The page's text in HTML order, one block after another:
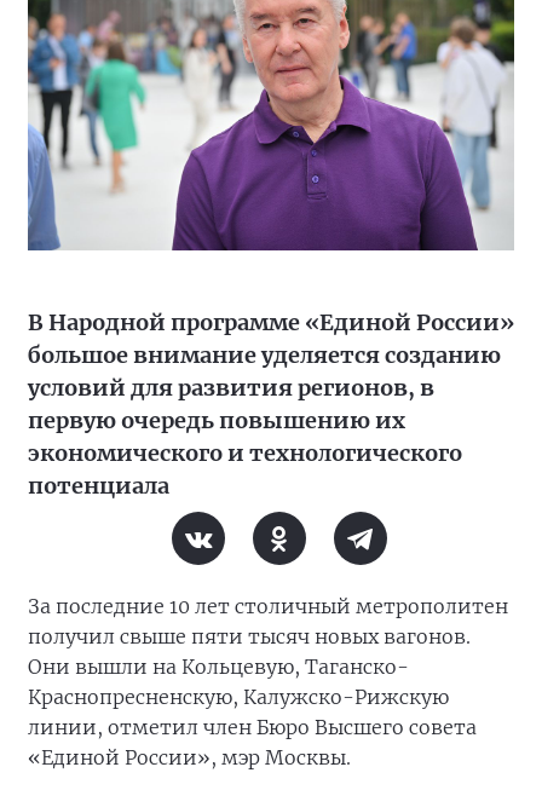
В Народной программе «Единой России»
большое внимание уделяется созданию
условий для развития регионов, в
первую очередь повышению их
экономического и технологического
потенциала
За последние 10 лет столичный метрополитен
получил свыше пяти тысяч новых вагонов.
Они вышли на Кольцевую, Таганско-
Краснопресненскую, Калужско-Рижскую
линии, отметил член Бюро Высшего совета
«Единой России», мэр Москвы.